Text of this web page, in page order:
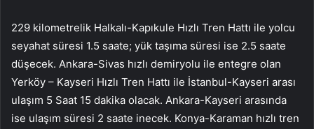
229 kilometrelik Halkalı-Kapıkule Hızlı Tren Hattı ile yolcu
seyahat süresi 1.5 saate; yük taşıma süresi ise 2.5 saate
düşecek. Ankara-Sivas hızlı demiryolu ile entegre olan
Yerköy – Kayseri Hızlı Tren Hattı ile İstanbul-Kayseri arası
ulaşım 5 Saat 15 dakika olacak. Ankara-Kayseri arasında
ise ulaşım süresi 2 saate inecek. Konya-Karaman hızlı tren